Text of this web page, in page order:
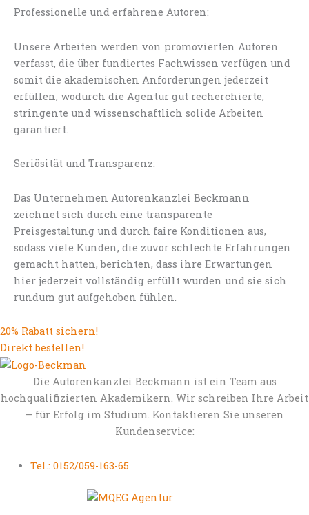
Professionelle und erfahrene Autoren:
Unsere Arbeiten werden von promovierten Autoren
verfasst, die über fundiertes Fachwissen verfügen und
somit die akademischen Anforderungen jederzeit
erfüllen, wodurch die Agentur gut recherchierte,
stringente und wissenschaftlich solide Arbeiten
garantiert.
Seriösität und Transparenz:
Das Unternehmen Autorenkanzlei Beckmann
zeichnet sich durch eine transparente
Preisgestaltung und durch faire Konditionen aus,
sodass viele Kunden, die zuvor schlechte Erfahrungen
gemacht hatten, berichten, dass ihre Erwartungen
hier jederzeit vollständig erfüllt wurden und sie sich
rundum gut aufgehoben fühlen.
20% Rabatt sichern!
Direkt bestellen!
Die Autorenkanzlei Beckmann ist ein Team aus
hochqualifizierten Akademikern. Wir schreiben Ihre Arbeit
– für Erfolg im Studium. Kontaktieren Sie unseren
Kundenservice:
Tel.: 0152/059-163-65